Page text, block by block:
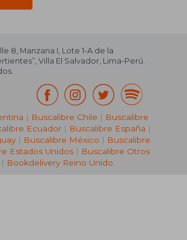
8, Manzana I, Lote 1-A de la
Villa El Salvador, Lima-Perú.
| Buscalibre Chile | Buscalibre
Ecuador | Buscalibre España |
| Buscalibre México | Buscalibre
Estados Unidos| Buscalibre Otros
| Bookdelivery Reino Unido